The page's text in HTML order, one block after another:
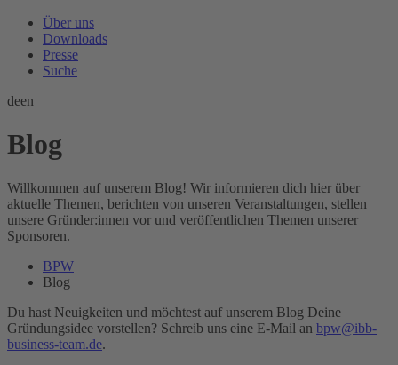
Über uns
Downloads
Presse
Suche
deen
Blog
Willkommen auf unserem Blog! Wir informieren dich hier über
aktuelle Themen, berichten von unseren Veranstaltungen, stellen
unsere Gründer:innen vor und veröffentlichen Themen unserer
Sponsoren.
BPW
Blog
Du hast Neuigkeiten und möchtest auf unserem Blog Deine
Gründungsidee vorstellen? Schreib uns eine E-Mail an bpw@ibb-
business-team.de.